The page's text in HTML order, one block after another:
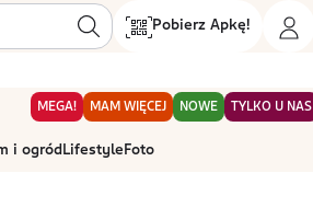
Pobierz Apkę!
MEGA! MAM WIĘCEJ NOWE TYLKO U NAS
i ogród Lifestyle Foto